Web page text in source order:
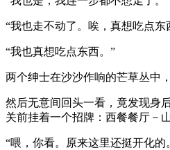
“我也走不动了。唉，真想吃点东
“我也真想吃点东西。”
两个绅士在沙沙作响的芒草丛中
然后无意间回头一看，竟发现身
关前挂着一个招牌：西餐餐厅－山
“喂，你看。原来这里还挺开化的